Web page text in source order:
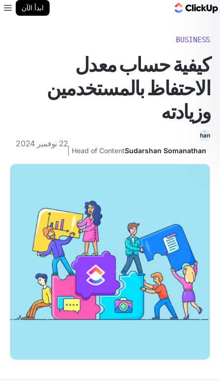
ابدأ الآن
BUSINESS
كيفية حساب معدل
الاحتفاظ بالمستخدمين
وزيادته
Sudarshan Somanathan
Head of Content
22 نوفمبر 2024